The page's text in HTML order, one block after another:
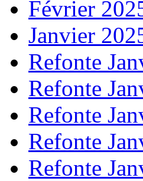
Février
Janvier
Refonte
Refonte
Refonte
Refonte
Refonte